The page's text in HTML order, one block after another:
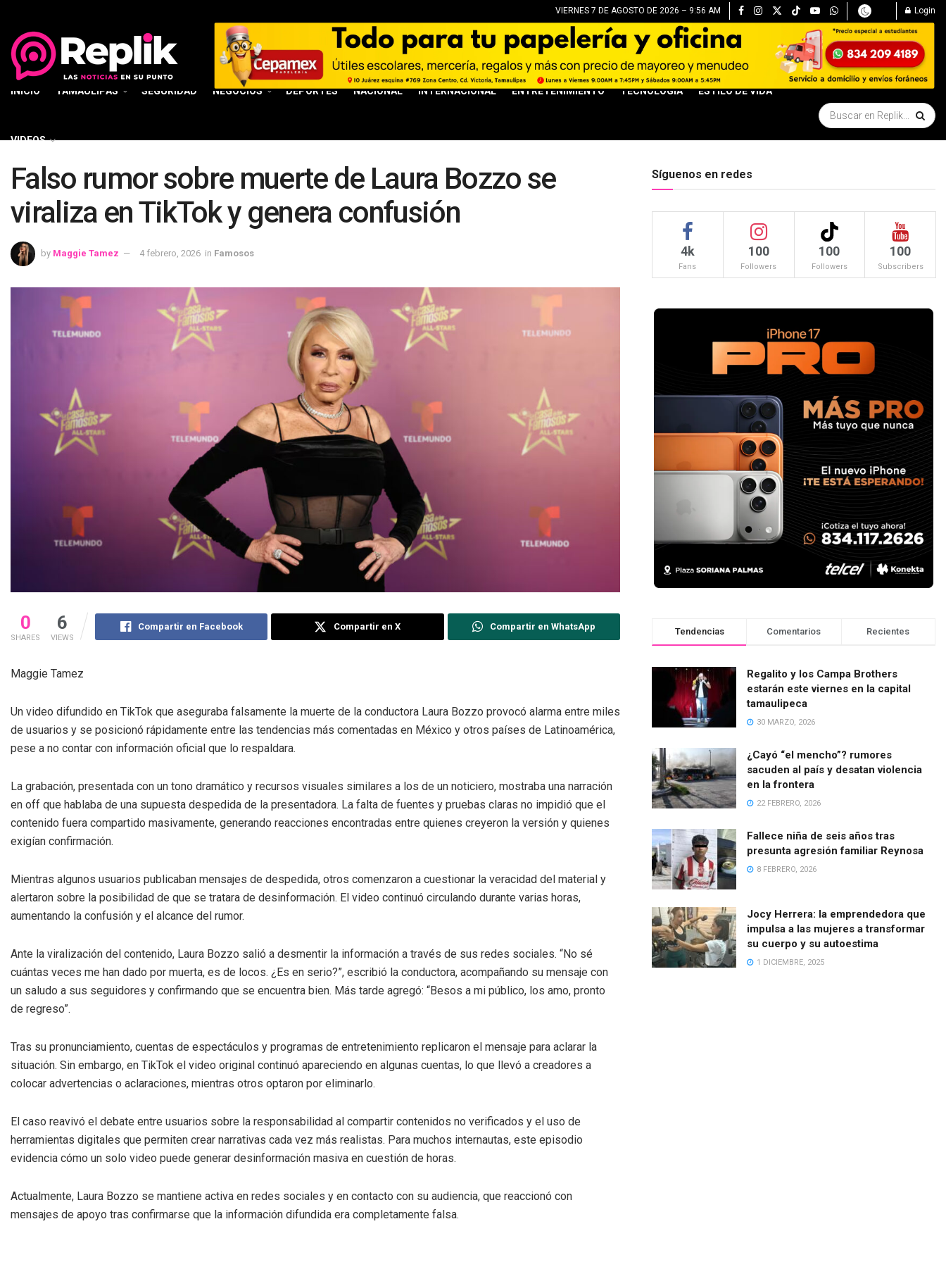
VIERNES 7 DE AGOSTO DE 2026 – 9:56 AM Login
INICIO TAMAULIPAS SEGURIDAD NEGOCIOS DEPORTES NACIONAL INTERNACIONAL ENTRETENIMIENTO TECNOLOGÍA ESTILO DE VIDA
VIDEOS
Falso rumor sobre muerte de Laura Bozzo se
viraliza en TikTok y genera confusión
by Maggie Tamez 4 febrero, 2026 in Famosos
0
SHARES
6
VIEWS
Compartir en Facebook Compartir en X Compartir en WhatsApp
Maggie Tamez
Un video difundido en TikTok que aseguraba falsamente la muerte de la conductora Laura Bozzo provocó alarma entre miles
de usuarios y se posicionó rápidamente entre las tendencias más comentadas en México y otros países de Latinoamérica,
pese a no contar con información oficial que lo respaldara.
La grabación, presentada con un tono dramático y recursos visuales similares a los de un noticiero, mostraba una narración
en off que hablaba de una supuesta despedida de la presentadora. La falta de fuentes y pruebas claras no impidió que el
contenido fuera compartido masivamente, generando reacciones encontradas entre quienes creyeron la versión y quienes
exigían confirmación.
Mientras algunos usuarios publicaban mensajes de despedida, otros comenzaron a cuestionar la veracidad del material y
alertaron sobre la posibilidad de que se tratara de desinformación. El video continuó circulando durante varias horas,
aumentando la confusión y el alcance del rumor.
Ante la viralización del contenido, Laura Bozzo salió a desmentir la información a través de sus redes sociales. “No sé
cuántas veces me han dado por muerta, es de locos. ¿Es en serio?”, escribió la conductora, acompañando su mensaje con
un saludo a sus seguidores y confirmando que se encuentra bien. Más tarde agregó: “Besos a mi público, los amo, pronto
de regreso”.
Tras su pronunciamiento, cuentas de espectáculos y programas de entretenimiento replicaron el mensaje para aclarar la
situación. Sin embargo, en TikTok el video original continuó apareciendo en algunas cuentas, lo que llevó a creadores a
colocar advertencias o aclaraciones, mientras otros optaron por eliminarlo.
El caso reavivó el debate entre usuarios sobre la responsabilidad al compartir contenidos no verificados y el uso de
herramientas digitales que permiten crear narrativas cada vez más realistas. Para muchos internautas, este episodio
evidencia cómo un solo video puede generar desinformación masiva en cuestión de horas.
Actualmente, Laura Bozzo se mantiene activa en redes sociales y en contacto con su audiencia, que reaccionó con
mensajes de apoyo tras confirmarse que la información difundida era completamente falsa.
Síguenos en redes
4k
Fans
100
Followers
100
Followers
100
Subscribers
Tendencias Comentarios Recientes
Regalito y los Campa Brothers
estarán este viernes en la capital
tamaulipeca
30 MARZO, 2026
¿Cayó “el mencho”? rumores
sacuden al país y desatan violencia
en la frontera
22 FEBRERO, 2026
Fallece niña de seis años tras
presunta agresión familiar Reynosa
8 FEBRERO, 2026
Jocy Herrera: la emprendedora que
impulsa a las mujeres a transformar
su cuerpo y su autoestima
1 DICIEMBRE, 2025